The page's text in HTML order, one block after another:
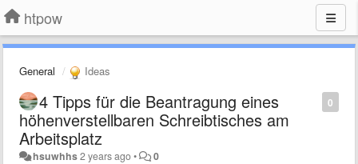
htpow
General Ideas
0
4 Tipps für die Beantragung eines
höhenverstellbaren Schreibtisches am
Arbeitsplatz
hsuwhhs2 years ago• 0